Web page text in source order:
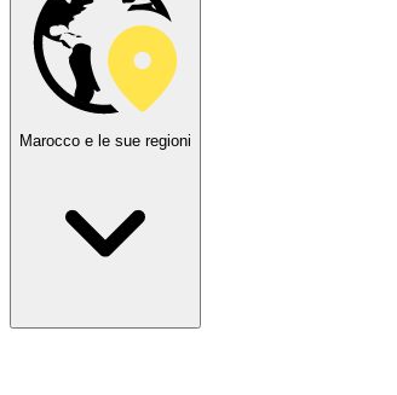
Marocco e le sue regioni